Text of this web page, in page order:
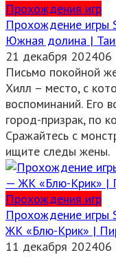
Прохождения игр
Прохождение
Южная долина |
21 декабря 202406
Письмо покойной
Хилл – место, с
воспоминаний. Его
город-призрак, по
Сражайтесь с
ищите следы жены.
Прохождения игр
Прохождение
ЖК «Блю-Крик» |
11 декабря 202406